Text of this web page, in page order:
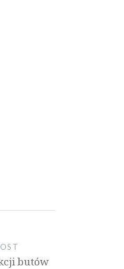
butów